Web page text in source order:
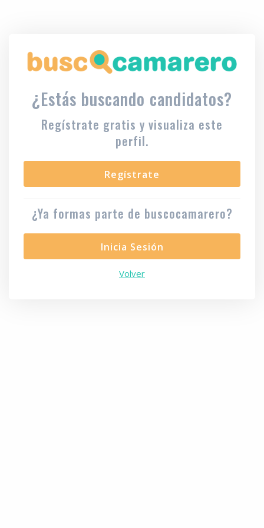
¿Estás buscando candidatos?
Regístrate gratis y visualiza este
perfil.
Regístrate
¿Ya formas parte de buscocamarero?
Inicia Sesión
Volver